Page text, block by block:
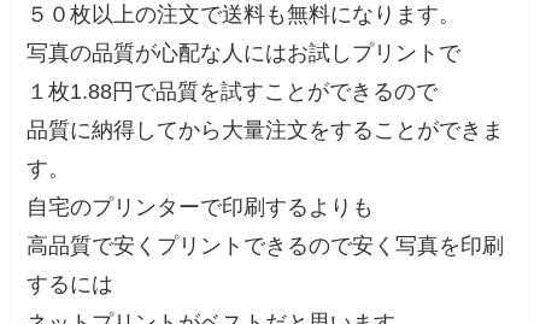
５０枚以上の注文で送料も無料になります。
写真の品質が心配な人にはお試しプリントで
１枚1.88円で品質を試すことができるので
品質に納得してから大量注文をすることができま
す。
自宅のプリンターで印刷するよりも
高品質で安くプリントできるので安く写真を印刷
するには